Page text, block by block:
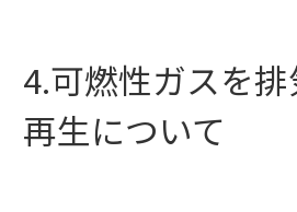
4.可燃性ガスを
再生について